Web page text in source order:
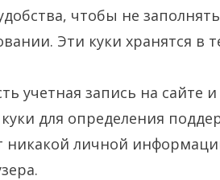
чтобы не
Эти куки хранятся в
учетная запись на
для определения
никакой личной